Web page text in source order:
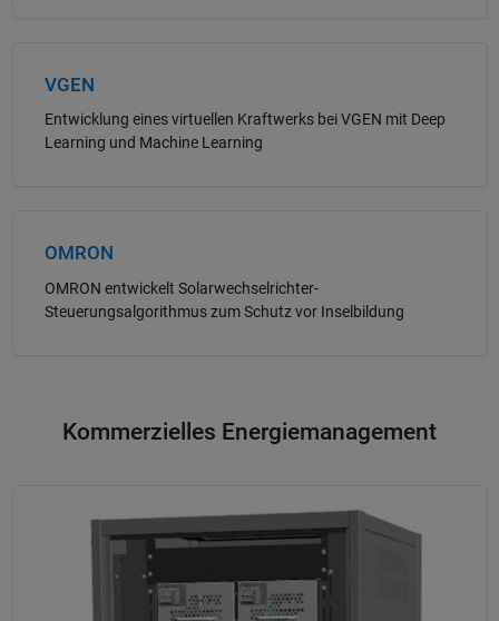
VGEN
Entwicklung eines virtuellen Kraftwerks bei VGEN mit Deep
Learning und Machine Learning
OMRON
OMRON entwickelt Solarwechselrichter-
Steuerungsalgorithmus zum Schutz vor Inselbildung
Kommerzielles Energiemanagement